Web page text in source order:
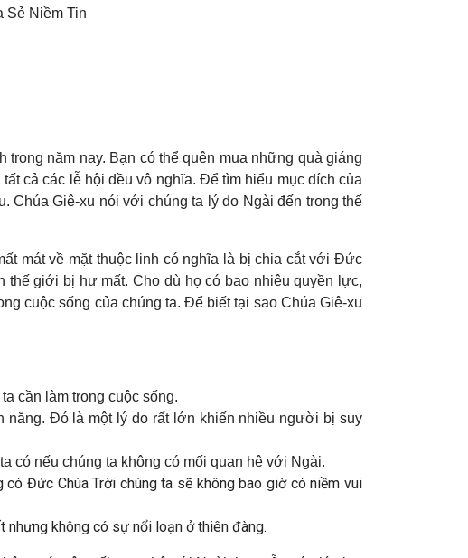
Sẻ Niềm Tin
năm nay. Bạn có thể quên mua những quà giáng
cả các lễ hội đều vô nghĩa. Để tìm hiểu mục đích của
Chúa Giê-xu nói với chúng ta lý do Ngài đến trong thế
mát về mặt thuộc linh có nghĩa là bị chia cắt với Đức
giới bị hư mất. Cho dù họ có bao nhiêu quyền lực,
cuộc sống của chúng ta. Để biết tại sao Chúa Giê-xu
cần làm trong cuộc sống.
năng. Đó là một lý do rất lớn khiến nhiều người bị suy
có nếu chúng ta không có mối quan hệ với Ngài.
Đức Chúa Trời chúng ta sẽ không bao giờ có niềm vui
nhưng không có sự nổi loạn ở thiên đàng.